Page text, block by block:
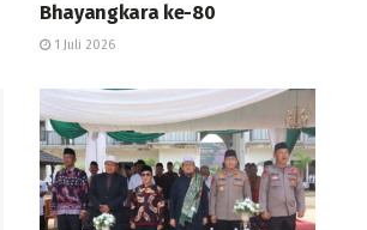
Bhayangkara ke-80
1 Juli 2026